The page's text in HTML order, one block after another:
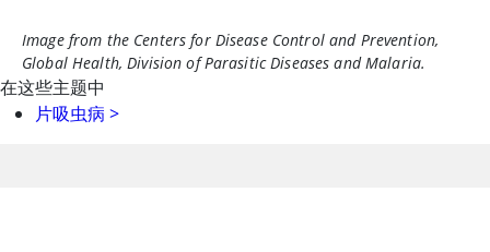
Image from the Centers for Disease Control and Prevention,
Global Health, Division of Parasitic Diseases and Malaria.
在这些主题中
片吸虫病 >